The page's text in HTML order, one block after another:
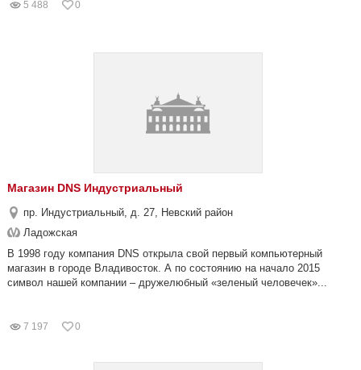
5 488 0
Магазин DNS Индустриальный
пр. Индустриальный, д. 27, Невский район
Ладожская
В 1998 году компания DNS открыла свой первый компьютерный
магазин в городе Владивосток. А по состоянию на начало 2015
символ нашей компании – дружелюбный «зеленый человечек»...
7 197 0